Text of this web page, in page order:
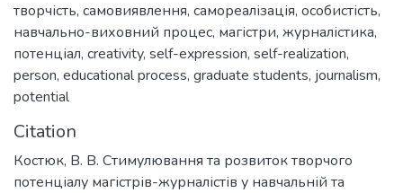
творчість, самовиявлення, самореалізація, особистість,
навчально-виховний процес, магістри, журналістика,
потенціал, creativity, self-expression, self-realization,
person, educational process, graduate students, journalism,
potential
Citation
Костюк, В. В. Стимулювання та розвиток творчого
потенціалу магістрів-журналістів у навчальній та